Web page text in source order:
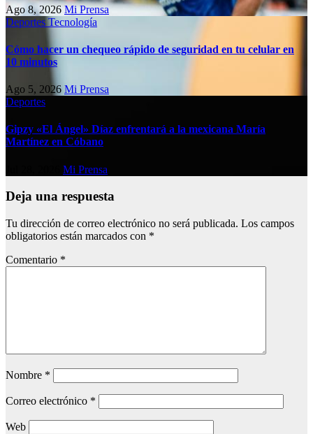
Ago 8, 2026 Mi Prensa
Deportes Tecnología
Cómo hacer un chequeo rápido de seguridad en tu celular en
10 minutos
Ago 5, 2026 Mi Prensa
Deportes
Gipzy «El Ángel» Díaz enfrentará a la mexicana María
Martínez en Cóbano
Mi Prensa
Deja una respuesta
Tu dirección de correo electrónico no será publicada. Los campos
obligatorios están marcados con *
Comentario *
Nombre *
Correo electrónico *
Web